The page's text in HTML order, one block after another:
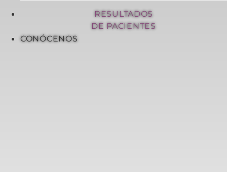
RESULTADOS
DE PACIENTES
CONÓCENOS